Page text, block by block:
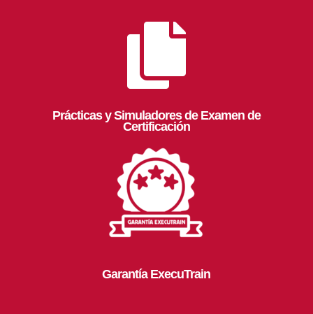

Prácticas y Simuladores de Examen de
Certificación
Garantía ExecuTrain